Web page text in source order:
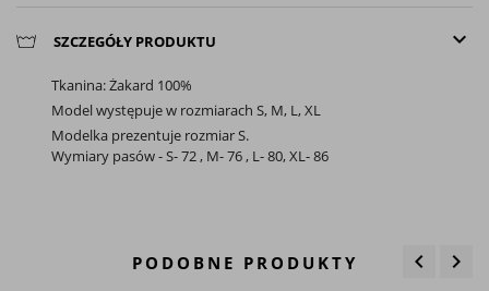
keyboard_arrow_down
SZCZEGÓŁY PRODUKTU
Tkanina: Żakard 100%
Model występuje w rozmiarach S, M, L, XL
Modelka prezentuje rozmiar S.
Wymiary pasów - S- 72 , M- 76 , L- 80, XL- 86
PODOBNE PRODUKTY keyboard_arrow_left keyboard_arrow_right